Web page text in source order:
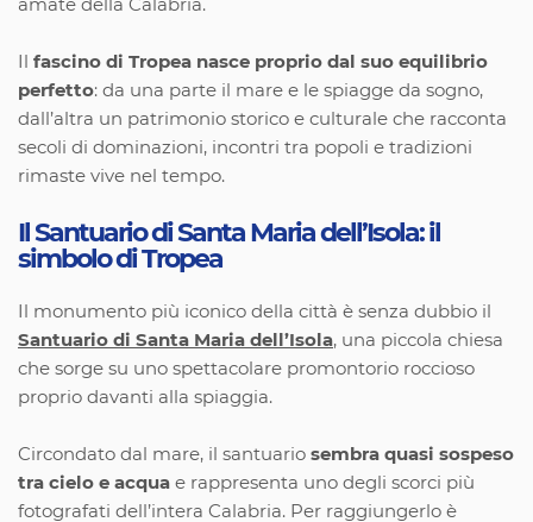
amate della Calabria.
fascino di Tropea nasce proprio dal suo equilibrio
perfetto: da una parte il mare e le spiagge da sogno,
dall’altra un patrimonio storico e culturale che racconta
secoli di dominazioni, incontri tra popoli e tradizioni
rimaste vive nel tempo.
Il Santuario di Santa Maria dell’Isola: il
simbolo di Tropea
Il monumento più iconico della città è senza dubbio il
Santuario di Santa Maria dell’Isola, una piccola chiesa
che sorge su uno spettacolare promontorio roccioso
proprio davanti alla spiaggia.
Circondato dal mare, il santuario sembra quasi sospeso
tra cielo e acqua e rappresenta uno degli scorci più
fotografati dell’intera Calabria. Per raggiungerlo è